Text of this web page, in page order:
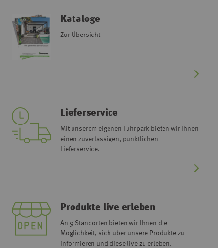
Kataloge
Zur Übersicht
Lieferservice
Mit unserem eigenen Fuhrpark bieten wir Ihnen
einen zuverlässigen, pünktlichen
Lieferservice.
Produkte live erleben
An 9 Standorten bieten wir Ihnen die
Möglichkeit, sich über unsere Produkte zu
informieren und diese live zu erleben.